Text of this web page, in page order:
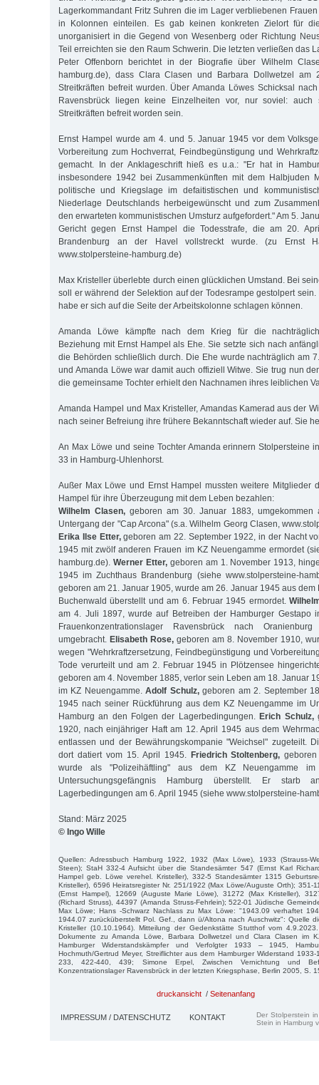
Lagerkommandant Fritz Suhren die im Lager verbliebenen
in Kolonnen einteilen. Es gab keinen konkreten Zielort für
unorganisiert in die Gegend von Wesenberg oder Richtung
Teil erreichten sie den Raum Schwerin. Die letzten verließen das
Peter Offenborn berichtet in der Biografie über Wilhelm
hamburg.de), dass Clara Clasen und Barbara Dollwetzel am
Streitkräften befreit wurden. Über Amanda Löwes Schicksal
Ravensbrück liegen keine Einzelheiten vor, nur soviel:
Streitkräften befreit worden sein.
Ernst Hampel wurde am 4. und 5. Januar 1945 vor dem
Vorbereitung zum Hochverrat, Feindbegünstigung und
gemacht. In der Anklageschrift hieß es u.a.: "Er hat in
insbesondere 1942 bei Zusammenkünften mit dem Halbjuden
politische und Kriegslage im defaitistischen und
Niederlage Deutschlands herbeigewünscht und zum
den erwarteten kommunistischen Umsturz aufgefordert." Am 5.
Gericht gegen Ernst Hampel die Todesstrafe, die am 20.
Brandenburg an der Havel vollstreckt wurde. (zu Ernst
www.stolpersteine-hamburg.de)
Max Kristeller überlebte durch einen glücklichen Umstand. Bei
soll er während der Selektion auf der Todesrampe gestolpert
habe er sich auf die Seite der Arbeitskolonne schlagen können.
Amanda Löwe kämpfte nach dem Krieg für die
Beziehung mit Ernst Hampel als Ehe. Sie setzte sich nach
die Behörden schließlich durch. Die Ehe wurde nachträglich am
und Amanda Löwe war damit auch offiziell Witwe. Sie trug nun
die gemeinsame Tochter erhielt den Nachnamen ihres leiblichen
Amanda Hampel und Max Kristeller, Amandas Kamerad aus der
nach seiner Befreiung ihre frühere Bekanntschaft wieder auf. Sie
An Max Löwe und seine Tochter Amanda erinnern Stolpersteine
33 in Hamburg-Uhlenhorst.
Außer Max Löwe und Ernst Hampel mussten weitere Mitglieder
Hampel für ihre Überzeugung mit dem Leben bezahlen:
Wilhelm Clasen, geboren am 30. Januar 1883,
Untergang der "Cap Arcona" (s.a. Wilhelm Georg Clasen,
Erika Ilse Etter,geboren am 22. September 1922, in der Nacht
1945 mit zwölf anderen Frauen im KZ Neuengamme ermordet
hamburg.de). Werner Etter,geboren am 1. November 1913,
1945 im Zuchthaus Brandenburg (siehe www.stolpersteine-
geboren am 21. Januar 1905, wurde am 26. Januar 1945 aus dem
Buchenwald überstellt und am 6. Februar 1945 ermordet.
am 4. Juli 1897, wurde auf Betreiben der Hamburger Gestapo
Frauenkonzentrationslager Ravensbrück nach
umgebracht. Elisabeth Rose, geboren am 8. November 1910,
wegen "Wehrkraftzersetzung, Feindbegünstigung und
Tode verurteilt und am 2. Februar 1945 in Plötzensee
geboren am 4. November 1885, verlor sein Leben am 18. Januar
im KZ Neuengamme.Adolf Schulz,geboren am 2. September
1945 nach seiner Rückführung aus dem KZ Neuengamme im
Hamburg an den Folgen der Lagerbedingungen.Erich Schulz,
1920, nach einjähriger Haft am 12. April 1945 aus dem
entlassen und der Bewährungskompanie "Weichsel" zugeteilt.
dort datiert vom 15. April 1945. Friedrich Stoltenberg,
wurde als "Polizeihäftling" aus dem KZ Neuengamme
Untersuchungsgefängnis Hamburg überstellt. Er
Lagerbedingungen am 6. April 1945 (siehe www.stolpersteine-
Stand: März 2025
© Ingo Wille
Quellen: Adressbuch Hamburg 1922, 1932 (Max Löwe), 1933 (Strauss-
Steen); StaH 332-4 Aufsicht über die Standesämter 547 (Ernst Karl
Hampel geb. Löwe verehel. Kristeller), 332-5 Standesämter 1315
Kristeller), 6596 Heiratsregister Nr. 251/1922 (Max Löwe/Auguste Orth); 351-
(Ernst Hampel), 12669 (Auguste Marie Löwe), 31272 (Max Kristeller),
(Richard Struss), 44397 (Amanda Struss-Fehrlein); 522-01 Jüdische
Max Löwe; Hans -Schwarz Nachlass zu Max Löwe: "1943.09 verhaftet
1944.07 zurücküberstellt Pol. Gef., dann ü/Altona nach Auschwitz": Quelle
Kristeller (10.10.1964). Mitteilung der Gedenkstätte Stutthof vom
Dokumente zu Amanda Löwe, Barbara Dollwetzel und Clara Clasen im
Hamburger Widerstandskämpfer und Verfolgter 1933 – 1945,
Hochmuth/Gertrud Meyer, Streiflichter aus dem Hamburger Widerstand
233, 422-440, 439; Simone Erpel, Zwischen Vernichtung und
Konzentrationslager Ravensbrück in der letzten Kriegsphase, Berlin 2005, S.
druckansicht / Seitenanfang
IMPRESSUM / DATENSCHUTZ KONTAKT
Der Stolperstein
Stein in Hamburg